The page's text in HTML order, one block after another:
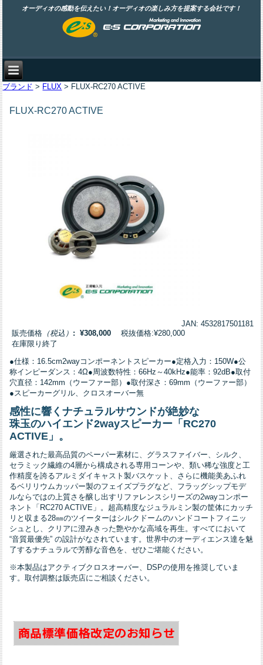
オーディオの感動を伝えたい！オーディオの楽しみ方を提案する会社です！
ブランド > FLUX > FLUX-RC270 ACTIVE
FLUX-RC270 ACTIVE
JAN: 4532817501181
販売価格 （税込） : ¥308,000 税抜価格:¥280,000
在庫限り終了
●仕様：16.5cm2wayコンポーネントスピーカー●定格入力：150W●公
称インピーダンス：4Ω●周波数特性：66Hz～40kHz●能率：92dB●取付
穴直径：142mm（ウーファー部）●取付深さ：69mm（ウーファー部）
●スピーカーグリル、クロスオーバー無
感性に響くナチュラルサウンドが絶妙な
珠玉のハイエンド2wayスピーカー「RC270
ACTIVE」。
厳選された最高品質のペーパー素材に、グラスファイバー、シルク、
セラミック繊維の4層から構成される専用コーンや、類い稀な強度と工
作精度を誇るアルミダイキャスト製バスケット、さらに機能美あふれ
るベリリウムカッパー製のフェイズプラグなど、フラッグシップモデ
ルならではの上質さを醸し出すリファレンスシリーズの2wayコンポー
ネント「RC270 ACTIVE」。超高精度なジュラルミン製の筐体にカッチ
リと収まる28㎜のツイーターはシルクドームのハンドコートフィニッ
シュとし、クリアに澄みきった艶やかな高域を再生。すべてにおいて
“音質最優先” の設計がなされています。世界中のオーディエンス達を魅
了するナチュラルで芳醇な音色を、ぜひご堪能ください。
※本製品はアクティブクロスオーバー、DSPの使用を推奨していま
す。取付調整は販売店にご相談ください。